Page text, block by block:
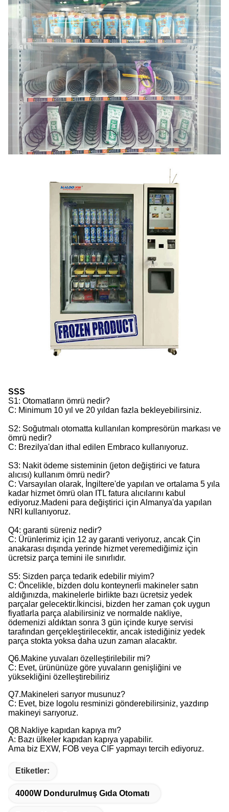
SSS
S1: Otomatların ömrü nedir?
C: Minimum 10 yıl ve 20 yıldan fazla bekleyebilirsiniz.
S2: Soğutmalı otomatta kullanılan kompresörün markası ve
ömrü nedir?
C: Brezilya'dan ithal edilen Embraco kullanıyoruz.
S3: Nakit ödeme sisteminin (jeton değiştirici ve fatura
alıcısı) kullanım ömrü nedir?
C: Varsayılan olarak, İngiltere'de yapılan ve ortalama 5 yıla
kadar hizmet ömrü olan ITL fatura alıcılarını kabul
ediyoruz.Madeni para değiştirici için Almanya'da yapılan
NRI kullanıyoruz.
Q4: garanti süreniz nedir?
C: Ürünlerimiz için 12 ay garanti veriyoruz, ancak Çin
anakarası dışında yerinde hizmet veremediğimiz için
ücretsiz parça temini ile sınırlıdır.
S5: Sizden parça tedarik edebilir miyim?
C: Öncelikle, bizden dolu konteynerli makineler satın
aldığınızda, makinelerle birlikte bazı ücretsiz yedek
parçalar gelecektir.İkincisi, bizden her zaman çok uygun
fiyatlarla parça alabilirsiniz ve normalde nakliye,
ödemenizi aldıktan sonra 3 gün içinde kurye servisi
tarafından gerçekleştirilecektir, ancak istediğiniz yedek
parça stokta yoksa daha uzun zaman alacaktır.
Q6.Makine yuvaları özelleştirilebilir mi?
C: Evet, ürününüze göre yuvaların genişliğini ve
yüksekliğini özelleştirebiliriz
Q7.Makineleri sarıyor musunuz?
C: Evet, bize logolu resminizi gönderebilirsiniz, yazdırıp
makineyi sarıyoruz.
Q8.Nakliye kapıdan kapıya mı?
A: Bazı ülkeler kapıdan kapıya yapabilir.
Ama biz EXW, FOB veya CIF yapmayı tercih ediyoruz.
Etiketler:
4000W Dondurulmuş Gıda Otomatı